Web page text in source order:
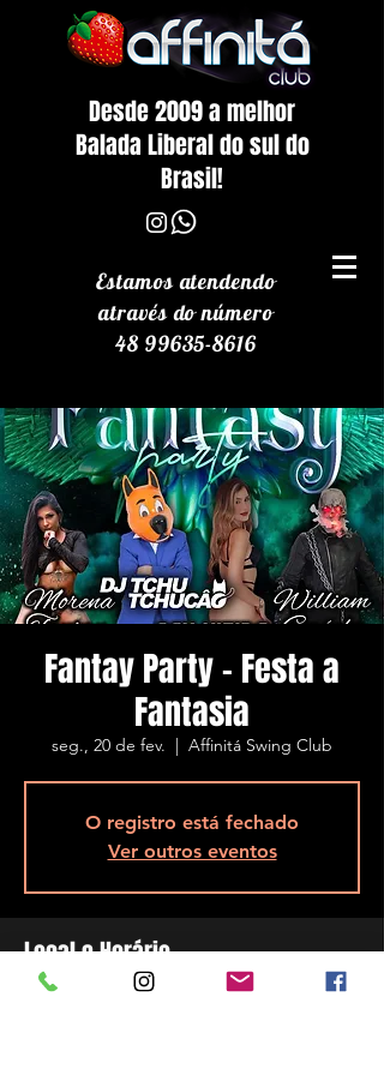
Desde 2009 a melhor
Balada Liberal do sul do
Brasil!
Estamos atendendo
atravésdo número
48 99635-8616
Fantay Party - Festa a
Fantasia
seg., 20 de fev.
  |
Affinitá Swing Club
O registro está fechado
Ver outros eventos
Local e Horário
20 de fev. de 2023, 23:00